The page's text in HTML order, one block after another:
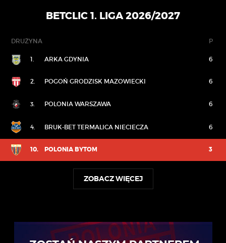
BETCLIC 1. LIGA 2026/2027
DRUŻYNA P
1. ARKA GDYNIA 6
2. POGOŃ GRODZISK MAZOWIECKI 6
3. POLONIA WARSZAWA 6
4. BRUK-BET TERMALICA NIECIECZA 6
10. POLONIA BYTOM 3
ZOBACZ WIĘCEJ